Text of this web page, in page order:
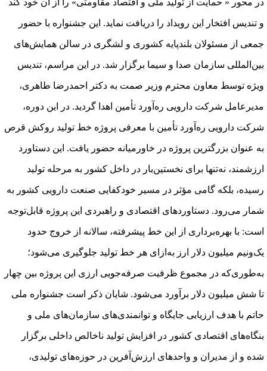
در محور « حمایت از تولید ملی و اقتصاد مقاومتی» را از آن خود کند
و تندیس افتخار این رویداد را دریافت نماید. این جشنواره با حضور
جمعی از مسئولان بلندپایه کشوری و لشگری در سالن همایش‌های
بین‌المللی سازمان صدا و سیما برگزار شد. در این مراسم، تندیس
ویژه توسط معاون محترم وزیر صمت به دکتر احمدرضا طاهری،
مدیرعامل شرکت دارویی ره‌آورد تأمین اهدا گردید. در این دوره،
شرکت دارویی ره‌آورد تأمین با معرفی پروژه خط تولید روکش قرص
به عنوان بزرگترین پروژه در خاورمیانه حضور یافت. این دستاورد
ارزشمند، نه‌تنها برای نخستین‌بار در داخل کشور به مرحله تولید
رسیده، بلکه گامی مؤثر در مسیر خودکفایی صنعت دارویی کشور به
شمار می‌رود. دستاوردهای اقتصادی و راهبردی این پروژه قابل‌توجه
است: با بهره‌برداری از این خط پیشرفته، سالانه از خروج حدود
یک‌ونیم میلیون دلار ارز به‌ازای هر خط تولید جلوگیری می‌شود؛
به‌طوری‌که در مجموع ظرفیت صرفه‌جویی ارزی این پروژه بین چهار
تا شش میلیون دلار برآورد می‌شود. شایان ذکر است جشنواره ملی
حاتم با هدف ارزیابی جایگاه و توانمندی‌های سازمان‌های ملی و
بنگاه‌های اقتصادی کشور در افزایش تولید ناخالص داخلی برگزار
شده و از مدیران و واحدهای ارزش‌آفرین در حوزه‌های تولیدی،